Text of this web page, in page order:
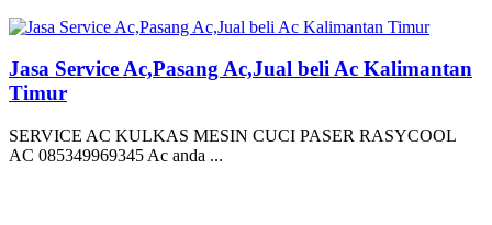
Jasa Service Ac,Pasang Ac,Jual beli Ac Kalimantan
Timur
SERVICE AC KULKAS MESIN CUCI PASER RASYCOOL
AC 085349969345 Ac anda ...